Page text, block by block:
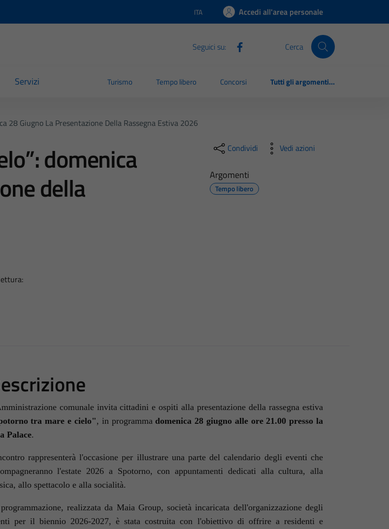
Lingua attiva:
ITA Accedi all'area personale
Seguici su: Cerca
Servizi Turismo Tempo libero Concorsi Tutti gli argomenti...
28 Giugno La Presentazione Della Rassegna Estiva 2026
domenica
della
Condividi Vedi azioni
Argomenti
Tempo libero
comunale invita cittadini e ospiti alla presentazione della rassegna estiva
tra mare e cielo", in programma domenica 28 giugno alle ore 21.00 presso la
Palace.
rappresenterà l'occasione per illustrare una parte del calendario degli eventi che
l'estate 2026 a Spotorno, con appuntamenti dedicati alla cultura, alla
allo spettacolo e alla socialità.
realizzata da Maia Group, società incaricata dell'organizzazione degli
per il biennio 2026-2027, è stata costruita con l'obiettivo di offrire a residenti e